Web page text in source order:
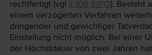
rechtfertigt (vgl § 108 StPO). Besteht
einem verzögerten Verfahren
dringender und gewichtiger
Einstellung nicht möglich. Bei einer
der Höchstdauer von zwei Jahren